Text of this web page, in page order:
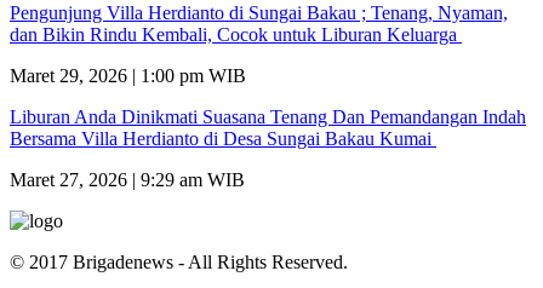
Pengunjung Villa Herdianto di Sungai Bakau ; Tenang, Nyaman,
dan Bikin Rindu Kembali, Cocok untuk Liburan Keluarga
Maret 29, 2026 | 1:00 pm WIB
Liburan Anda Dinikmati Suasana Tenang Dan Pemandangan Indah
Bersama Villa Herdianto di Desa Sungai Bakau Kumai
Maret 27, 2026 | 9:29 am WIB
© 2017 Brigadenews - All Rights Reserved.